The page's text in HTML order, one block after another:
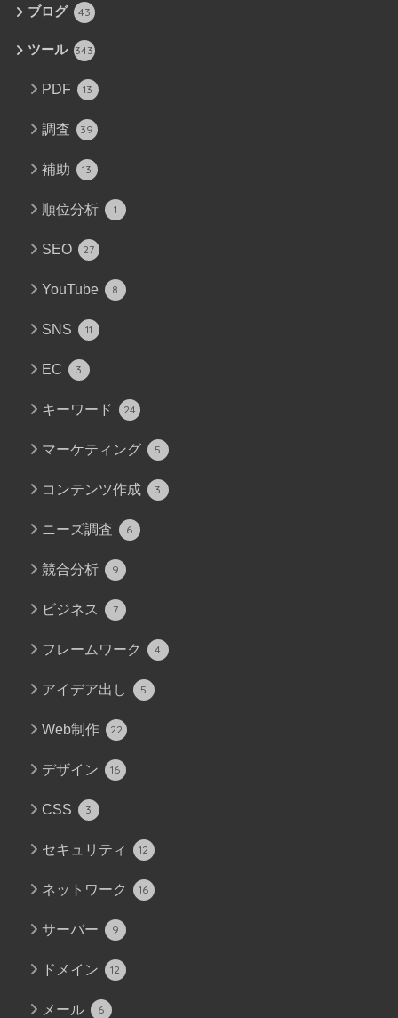
ブログ 43
ツール 343
PDF 13
調査 39
補助 13
順位分析 1
SEO 27
YouTube 8
SNS 11
EC 3
キーワード 24
マーケティング 5
コンテンツ作成 3
ニーズ調査 6
競合分析 9
ビジネス 7
フレームワーク 4
アイデア出し 5
Web制作 22
デザイン 16
CSS 3
セキュリティ 12
ネットワーク 16
サーバー 9
ドメイン 12
メール 6